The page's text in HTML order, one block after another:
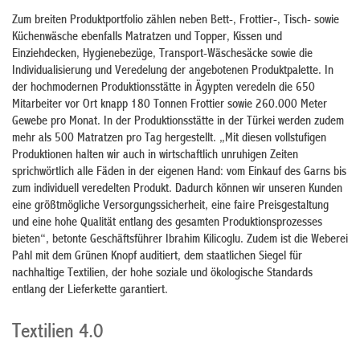
Zum breiten Produktportfolio zählen neben Bett-, Frottier-, Tisch- sowie
Küchenwäsche ebenfalls Matratzen und Topper, Kissen und
Einziehdecken, Hygienebezüge, Transport-Wäschesäcke sowie die
Individualisierung und Veredelung der angebotenen Produktpalette. In
der hochmodernen Produktionsstätte in Ägypten veredeln die 650
Mitarbeiter vor Ort knapp 180 Tonnen Frottier sowie 260.000 Meter
Gewebe pro Monat. In der Produktionsstätte in der Türkei werden zudem
mehr als 500 Matratzen pro Tag hergestellt. „Mit diesen vollstufigen
Produktionen halten wir auch in wirtschaftlich unruhigen Zeiten
sprichwörtlich alle Fäden in der eigenen Hand: vom Einkauf des Garns bis
zum individuell veredelten Produkt. Dadurch können wir unseren Kunden
eine größtmögliche Versorgungssicherheit, eine faire Preisgestaltung
und eine hohe Qualität entlang des gesamten Produktionsprozesses
bieten“, betonte Geschäftsführer Ibrahim Kilicoglu. Zudem ist die Weberei
Pahl mit dem Grünen Knopf auditiert, dem staatlichen Siegel für
nachhaltige Textilien, der hohe soziale und ökologische Standards
entlang der Lieferkette garantiert.
Textilien 4.0